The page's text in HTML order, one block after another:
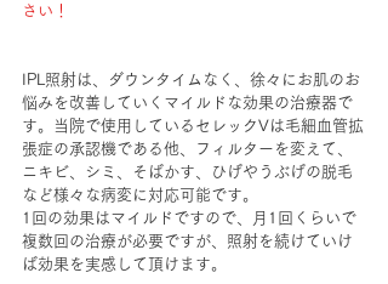
さい！
IPL照射は、ダウンタイムなく、徐々にお肌のお
悩みを改善していくマイルドな効果の治療器で
す。当院で使用しているセレックVは毛細血管拡
張症の承認機である他、フィルターを変えて、
ニキビ、シミ、そばかす、ひげやうぶげの脱毛
など様々な病変に対応可能です。
1回の効果はマイルドですので、月1回くらいで
複数回の治療が必要ですが、照射を続けていけ
ば効果を実感して頂けます。